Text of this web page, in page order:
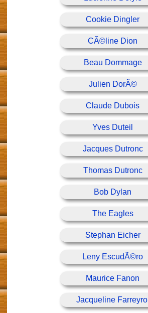
Cookie Dingler
CÃ©line Dion
Beau Dommage
Julien DorÃ©
Claude Dubois
Yves Duteil
Jacques Dutronc
Thomas Dutronc
Bob Dylan
The Eagles
Stephan Eicher
Leny EscudÃ©ro
Maurice Fanon
Jacqueline Farreyrol